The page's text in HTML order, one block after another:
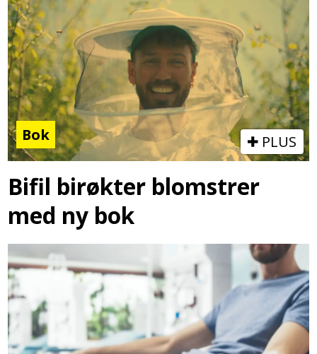
Bok PLUS
Bifil birøkter blomstrer
med ny bok